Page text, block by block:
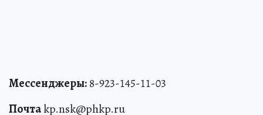
Мессенджеры:8-923-145-11-03
Почтаkp.nsk@phkp.ru